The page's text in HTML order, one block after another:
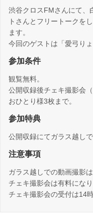
渋谷クロスFMさんにて、
トさんとフリートークを
ます。
今回のゲストは「愛弓り
参加条件
観覧無料。
公開収録後チェキ撮影会
おひとり様3枚まで。
参加特典
公開収録にてガラス越しで
注意事項
ガラス越しでの動画撮影は
チェキ撮影会は有料になり
チェキ撮影会の受付は14時